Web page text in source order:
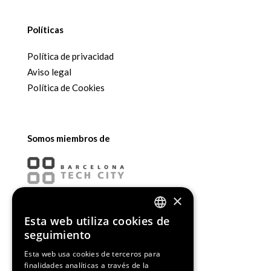
Políticas
Política de privacidad
Aviso legal
Política de Cookies
Somos miembros de
ENGLISH
×
Esta web utiliza cookies de
seguimiento
Esta web usa cookies de terceros para
finalidades analíticas a través de la